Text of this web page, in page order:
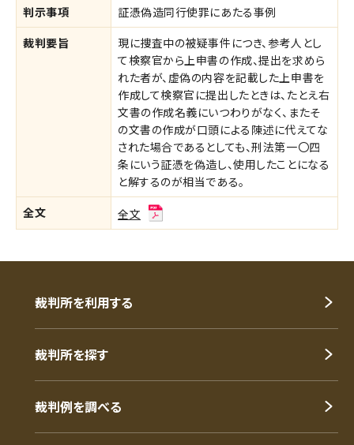
判示事項
証憑偽造同行使罪にあたる事例
裁判要旨
現に捜査中の被疑事件につき、参考人とし
て検察官から上申書の作成、提出を求めら
れた者が、虚偽の内容を記載した上申書を
作成して検察官に提出したときは、たとえ右
文書の作成名義にいつわりがなく、またそ
の文書の作成が口頭による陳述に代えてな
された場合であるとしても、刑法第一〇四
条にいう証憑を偽造し、使用したことになる
と解するのが相当である。
全文
全文
裁判所を利用する
裁判所を探す
裁判例を調べる